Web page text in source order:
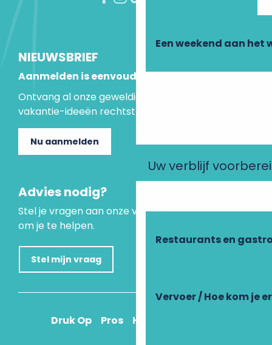
Een weekend aan het
Uw verblijf
Restaurants en
Vervoer / Hoe kom je
NIEUWSBRIEF
Aanmelden is eenvoudig
Ontvang al onze geweldige aanbiedingen en
vakantie-ideeën rechtstreeks in je inbox.
Nu aanmelden
Advies nodig?
Stel je vragen aan onze virtuele assistent, die er is
om je te helpen.
Stel mijn vraag
Druk Op Pros Hoe kom ik daar?